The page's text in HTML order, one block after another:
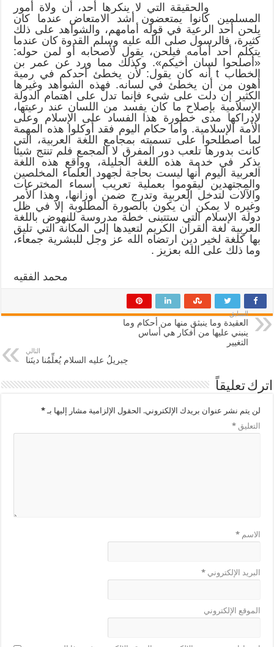
والحقيقة التي لا ينكرها أحد، أن ولاة أمور
المسلمين كانوا يمتعضون أشد الامتعاض عندما كان
يلحن أحد الرعية في قوله أمامهم، والشواهد على ذلك
كثيرة، فالرسول صلى الله عليه وسلم القدوة كان عندما
يتكلم أحد أمامه فيلحن، يقول لأصحابه أو لمن حوله:
«أصلحوا لسان أخيكم». وكذلك مما ورد عن عمر بن
الخطاب t أنه كان يقول: لأن يخطئ أحدكم في رمية
أهون من أن يخطئ في لسانه. فهذه الشواهد وغيرها
الكثير إن دلت على شيء فإنما تدل على اهتمام الدولة
الإسلامية بإصلاح ما كان يفسد من اللسان عند رعيتها،
لإدراكها مدى خطورة هذا الفساد على الإسلام وعلى
الأمة الإسلامية. وأما حكام اليوم فقد أوكلوا هذه المهمة
لما اصطلحوا على تسميته بمجامع اللغة العربية، التي
كانت بدورها تلعب دور المفرق لا المجمع فلم تنتج شيئا
يذكر في خدمة هذه اللغة الجليلة، وواقع هذه اللغة
العربية اليوم أنها ليست بحاجة لجهود العلماء المخلصين
والمجتهدين ليقوموا بعملية تعريب أسماء المخترعات
والآلات لتدخل العربية وتدرج ضمن أوزانها، وهذا الأمر
وغيره لا يمكن أن يكون بالصورة المطلوبة إلا في ظل
دولة الإسلام التي ستتبنى خطة مدروسة للنهوض باللغة
العربية لغة القرآن الكريم لتعيدها إلى المكانة التي تليق
بها كلغة لخير دين ارتضاه الله عز وجل للبشرية جمعاء،
وما ذلك على الله بعزيز .
محمد الفقيه
السابق
العقيدة وما ينبثق منها من أحكام وما
ينبني عليها من أفكار هي أساس
التغيير
التالي
جِبريلُ عليه السلام يُعلِّمُنا دينَنا
اترك تعليقاً
لن يتم نشر عنوان بريدك الإلكتروني. الحقول الإلزامية مشار إليها بـ*
التعليق*
الاسم*
البريد الإلكتروني*
الموقع الإلكتروني